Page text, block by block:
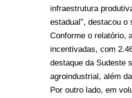
infraestrutura
estadual”, destacou
Conforme o relatório,
incentivadas, com
destaque da Sudeste
agroindustrial, além
Por outro lado, em